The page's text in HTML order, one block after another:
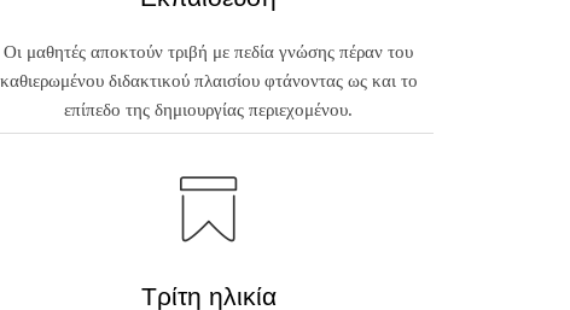
Οι μαθητές αποκτούν τριβή με πεδία γνώσης πέραν του
καθιερωμένου διδακτικού πλαισίου φτάνοντας ως και το
επίπεδο της δημιουργίας περιεχομένου.
Τρίτη ηλικία